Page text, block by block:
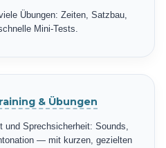
Übungen: Zeiten, Satzbau,
Mini-Tests.
& Übungen
und Sprechsicherheit: Sounds,
— mit kurzen, gezielten